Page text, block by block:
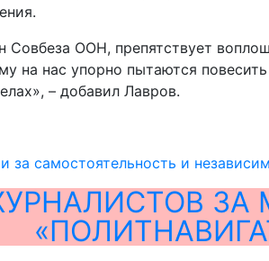
Совбеза ООН, препятствует
на нас упорно пытаются
– добавил Лавров.
за самостоятельность и
ЗА